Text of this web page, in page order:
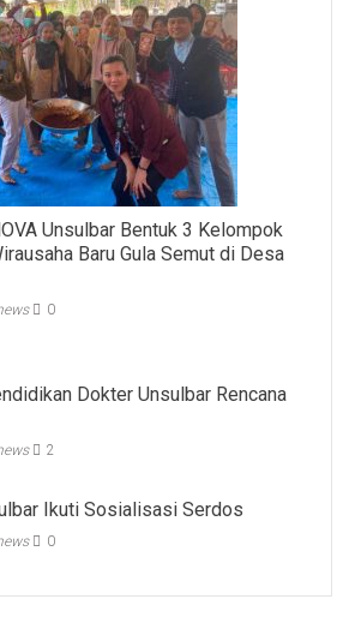
Unsulbar Bentuk 3 Kelompok
Baru Gula Semut di Desa
0
Dokter Unsulbar Rencana
2
Ikuti Sosialisasi Serdos
0